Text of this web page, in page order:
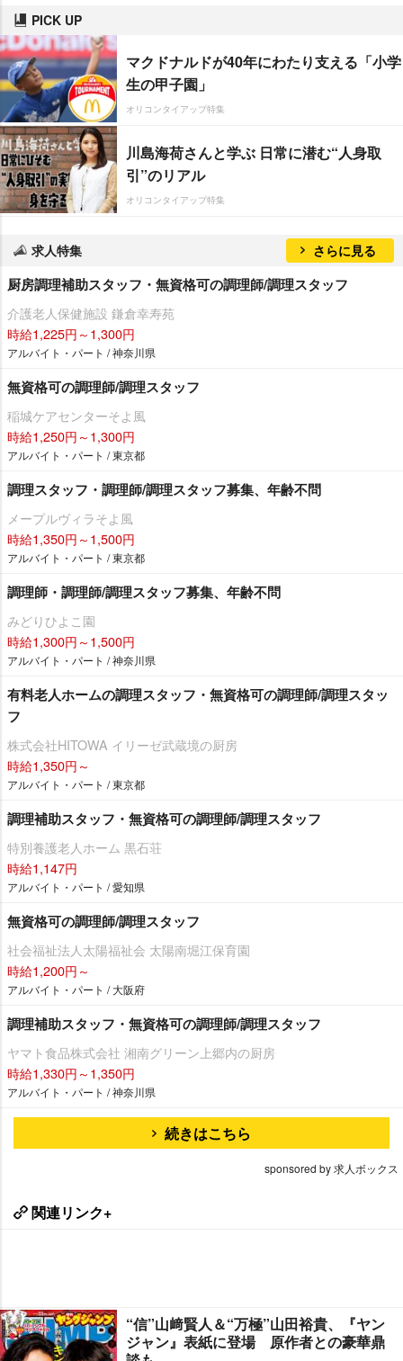
PICK UP
マクドナルドが40年にわたり支える「小学
生の甲子園」
オリコンタイアップ特集
川島海荷さんと学ぶ 日常に潜む“人身取
引”のリアル
オリコンタイアップ特集
求人特集 さらに見る
厨房調理補助スタッフ・無資格可の調理師/調理スタッフ
介護老人保健施設 鎌倉幸寿苑
時給1,225円～1,300円
アルバイト・パート / 神奈川県
無資格可の調理師/調理スタッフ
稲城ケアセンターそよ風
時給1,250円～1,300円
アルバイト・パート / 東京都
調理スタッフ・調理師/調理スタッフ募集、年齢不問
メープルヴィラそよ風
時給1,350円～1,500円
アルバイト・パート / 東京都
調理師・調理師/調理スタッフ募集、年齢不問
みどりひよこ園
時給1,300円～1,500円
アルバイト・パート / 神奈川県
有料老人ホームの調理スタッフ・無資格可の調理師/調理スタッ
フ
株式会社HITOWA イリーゼ武蔵境の厨房
時給1,350円～
アルバイト・パート / 東京都
調理補助スタッフ・無資格可の調理師/調理スタッフ
特別養護老人ホーム 黒石荘
時給1,147円
アルバイト・パート / 愛知県
無資格可の調理師/調理スタッフ
社会福祉法人太陽福祉会 太陽南堀江保育園
時給1,200円～
アルバイト・パート / 大阪府
調理補助スタッフ・無資格可の調理師/調理スタッフ
ヤマト食品株式会社 湘南グリーン上郷内の厨房
時給1,330円～1,350円
アルバイト・パート / 神奈川県
続きはこちら
sponsored by 求人ボックス
関連リンク+
“信”山﨑賢人＆“万極”山田裕貴、『ヤン
ジャン』表紙に登場 原作者との豪華鼎